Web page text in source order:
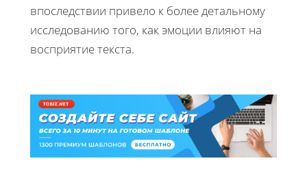
впоследствии привело к более детальному
исследованию того, как эмоции влияют на
восприятие текста.